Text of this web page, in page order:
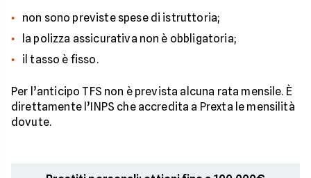
non sono previste spese di istruttoria;
la polizza assicurativa non è obbligatoria;
il tasso è fisso.
Per l’anticipo TFS non è prevista alcuna rata mensile. È
direttamente l’INPS che accredita a Prexta le mensilità
dovute.